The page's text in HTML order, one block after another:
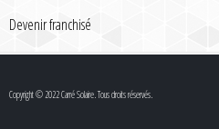
Devenir franchisé
Copyright © 2022 Carré Solaire. Tous droits réservés.